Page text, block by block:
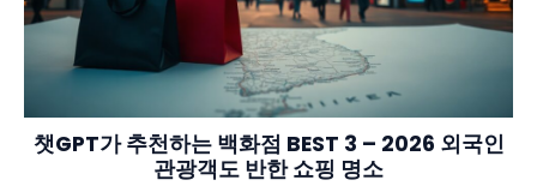
챗GPT가 추천하는 백화점 BEST 3 – 2026 외국인
관광객도 반한 쇼핑 명소